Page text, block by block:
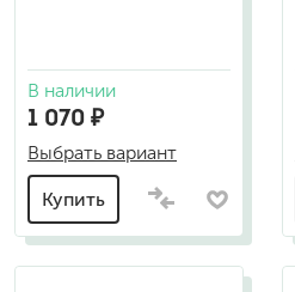
В наличии
1 070 ₽
Выбрать вариант
Купить